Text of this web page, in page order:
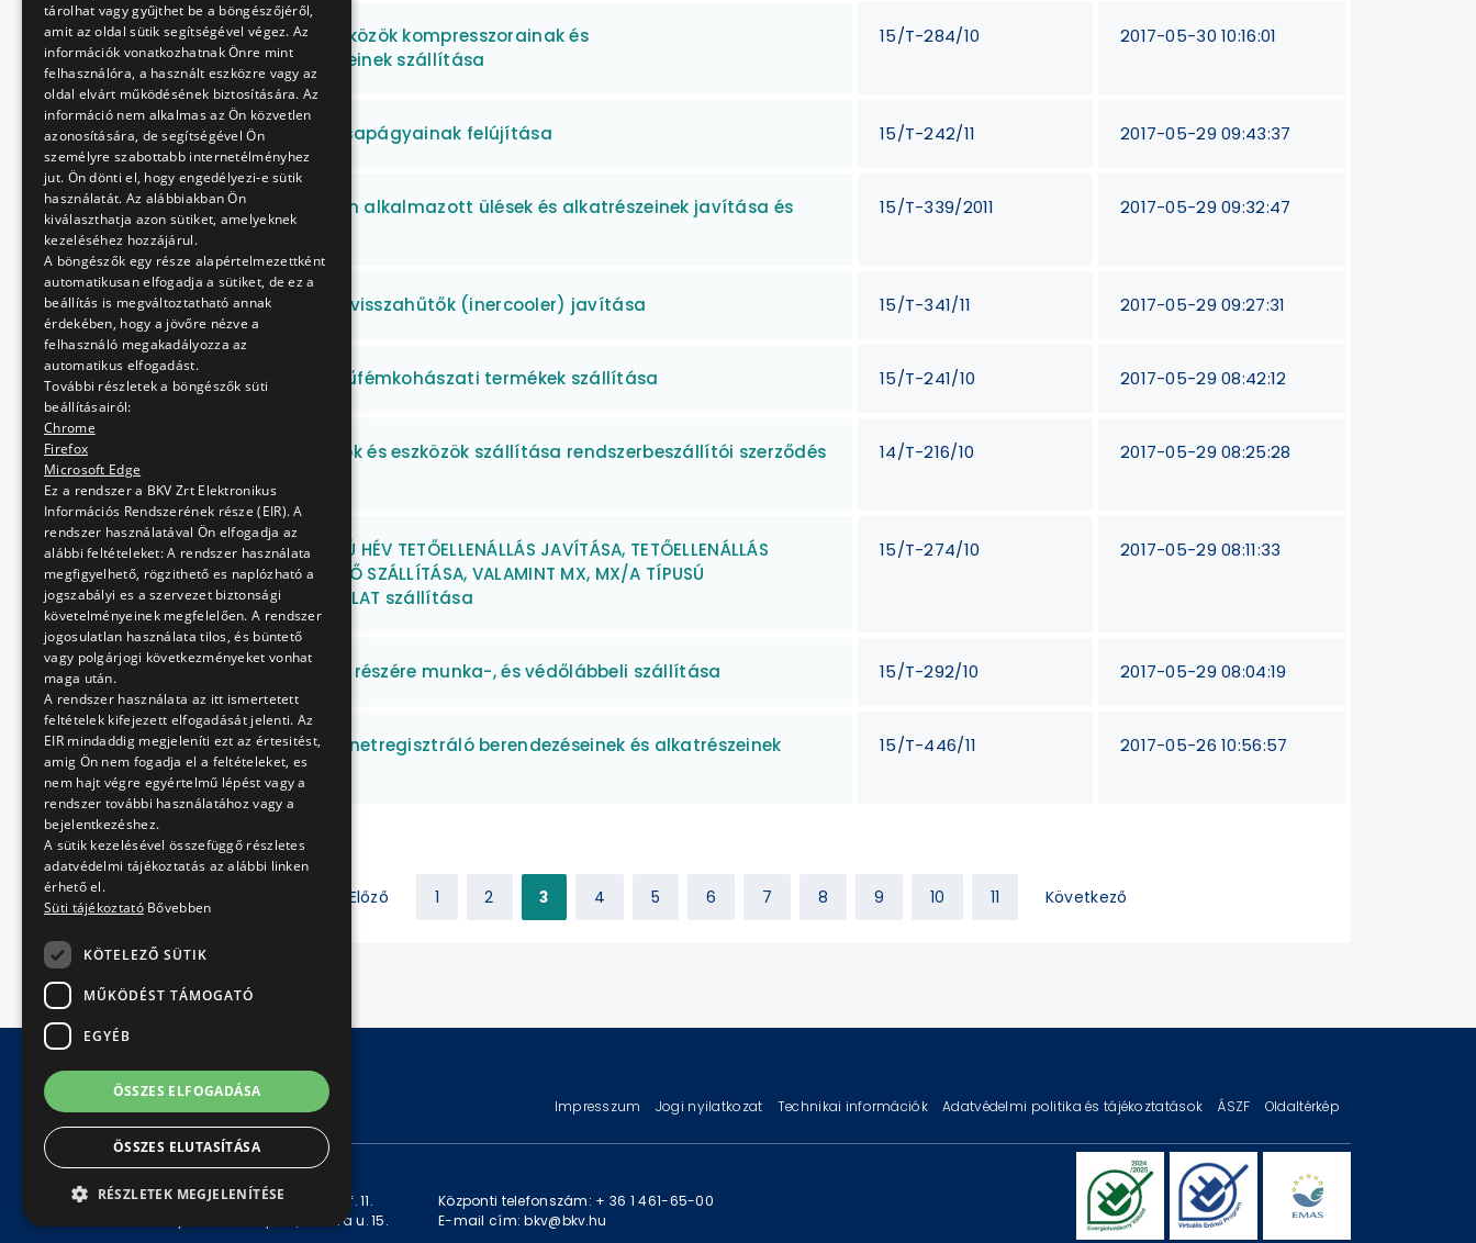
Tömegközlekedési eszközök kompresszorainak és
kompresszoralkatrészeinek szállítása
15/T-284/10 2017-05-30 10:16:01
HÉV járművek marokcsapágyainak felújítása 15/T-242/11 2017-05-29 09:43:37
Vaskerekes járműveken alkalmazott ülések és alkatrészeinek javítása és
szállítása
15/T-339/2011 2017-05-29 09:32:47
Turbófeltöltők, levegő visszahűtők (inercooler) javítása 15/T-341/11 2017-05-29 09:27:31
Vas-, nehéz- és könnyűfémkohászati termékek szállítása 15/T-241/10 2017-05-29 08:42:12
Karbantartási anyagok és eszközök szállítása rendszerbeszállítói szerződés
14/T-216/10 2017-05-29 08:25:28
MIX/A, MX/A, MX TÍPUSÚ HÉV TETŐELLENÁLLÁS JAVÍTÁSA, TETŐELLENÁLLÁS
KERETHEZ TÁMSZIGETELŐ SZÁLLÍTÁSA, VALAMINT MX, MX/A TÍPUSÚ
TETŐELLENÁLLÁS BURKOLAT szállítása
15/T-274/10 2017-05-29 08:11:33
BKV Zrt. munkavállalói részére munka-, és védőlábbeli szállítása 15/T-292/10 2017-05-29 08:04:19
Villamos járművek menetregisztráló berendezéseinek és alkatrészeinek
javítása
15/T-446/11 2017-05-26 10:56:57
Előző 1 2 3 4 5 6 7 8 9 10 11 Következő
Impresszum Jogi nyilatkozat Technikai információk Adatvédelmi politika és tájékoztatások ÁSZF Oldaltérkép
KAPCSOLAT
Levelezési cím: 1980 Budapest, Pf. 11.
Székhely: 1980 Budapest, Akácfa u. 15.
Központi telefonszám: + 36 1 461-65-00
E-mail cím: bkv@bkv.hu
tárolhat vagy gyűjthet be a böngészőjéről,
amit az oldal sütik segítségével végez. Az
információk vonatkozhatnak Önre mint
felhasználóra, a használt eszközre vagy az
oldal elvárt működésének biztosítására. Az
információ nem alkalmas az Ön közvetlen
azonosítására, de segítségével Ön
személyre szabottabb internetélményhez
jut. Ön dönti el, hogy engedélyezi-e sütik
használatát. Az alábbiakban Ön
kiválaszthatja azon sütiket, amelyeknek
kezeléséhez hozzájárul.
A böngészők egy része alapértelmezettként
automatikusan elfogadja a sütiket, de ez a
beállítás is megváltoztatható annak
érdekében, hogy a jövőre nézve a
felhasználó megakadályozza az
automatikus elfogadást.
További részletek a böngészők süti
beállításairól:
Chrome
Firefox
Microsoft Edge
Ez a rendszer a BKV Zrt Elektronikus
Információs Rendszerének része (EIR). A
rendszer használatával Ön elfogadja az
alábbi feltételeket: A rendszer használata
megfigyelhető, rögzithető es naplózható a
jogszabályi es a szervezet biztonsági
követelményeinek megfelelően. A rendszer
jogosulatlan használata tilos, és büntető
vagy polgárjogi következményeket vonhat
maga után.
A rendszer használata az itt ismertetett
feltételek kifejezett elfogadását jelenti. Az
EIR mindaddig megjeleníti ezt az értesitést,
amig Ön nem fogadja el a feltételeket, es
nem hajt végre egyértelmű lépést vagy a
rendszer további használatához vagy a
bejelentkezéshez.
A sütik kezelésével összefüggő részletes
adatvédelmi tájékoztatás az alábbi linken
érhető el.
Süti tájékoztató Bővebben
KÖTELEZŐ SÜTIK
MŰKÖDÉST TÁMOGATÓ
EGYÉB
ÖSSZES ELFOGADÁSA
ÖSSZES ELUTASÍTÁSA
RÉSZLETEK MEGJELENÍTÉSE